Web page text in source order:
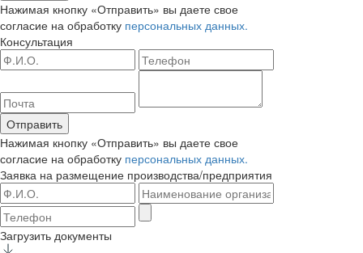
Нажимая кнопку «Отправить» вы даете свое
согласие на обработку персональных данных.
Консультация
Отправить
Нажимая кнопку «Отправить» вы даете свое
согласие на обработку персональных данных.
Заявка на размещение производства/предприятия
Загрузить документы